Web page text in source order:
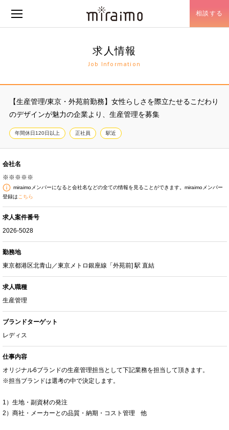
相談する
求人情報
Job Information
【生産管理/東京・外苑前勤務】女性らしさを際立たせるこだわり
のデザインが魅力の企業より、生産管理を募集
年間休日120日以上 正社員 駅近
会社名
※※※※※
miraimoメンバーになると会社名などの全ての情報を見ることができます。miraimoメンバー
登録は こちら
求人案件番号
2026-5028
勤務地
東京都港区北青山／東京メトロ銀座線「外苑前] 駅 直結
求人職種
生産管理
ブランドターゲット
レディス
仕事内容
オリジナル6ブランドの生産管理担当として下記業務を担当して頂きます。
※担当ブランドは選考の中で決定します。
1）生地・副資材の発注
2）商社・メーカーとの品質・納期・コスト管理 他